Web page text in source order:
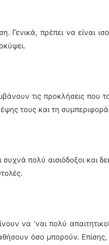
Γενικά, πρέπει να είναι
τις προκλήσεις που
τους και τη
πολύ αισιόδοξοι και
να ‘ναι πολύ
όσο μπορούν. Επίσης,